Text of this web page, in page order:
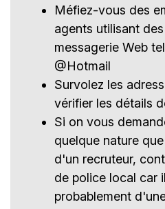
Méfiez-vous des
agents utilisant
messagerie Web
@Hotmail
Survolez les
vérifier les détails
Si on vous
quelque nature
d'un recruteur,
de police local car
probablement